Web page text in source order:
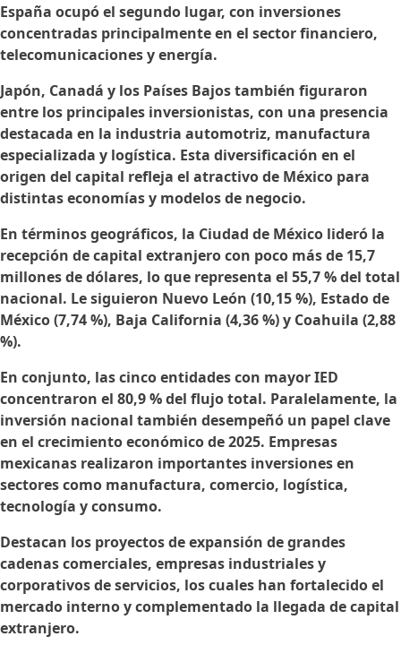
España ocupó el segundo lugar, con inversiones
concentradas principalmente en el sector financiero,
telecomunicaciones y energía.
Japón, Canadá y los Países Bajos también figuraron
entre los principales inversionistas, con una presencia
destacada en la industria automotriz, manufactura
especializada y logística. Esta diversificación en el
origen del capital refleja el atractivo de México para
distintas economías y modelos de negocio.
En términos geográficos, la Ciudad de México lideró la
recepción de capital extranjero con poco más de 15,7
millones de dólares, lo que representa el 55,7 % del total
nacional. Le siguieron Nuevo León (10,15 %), Estado de
México (7,74 %), Baja California (4,36 %) y Coahuila (2,88
%).
En conjunto, las cinco entidades con mayor IED
concentraron el 80,9 % del flujo total. Paralelamente, la
inversión nacional también desempeñó un papel clave
en el crecimiento económico de 2025. Empresas
mexicanas realizaron importantes inversiones en
sectores como manufactura, comercio, logística,
tecnología y consumo.
Destacan los proyectos de expansión de grandes
cadenas comerciales, empresas industriales y
corporativos de servicios, los cuales han fortalecido el
mercado interno y complementado la llegada de capital
extranjero.